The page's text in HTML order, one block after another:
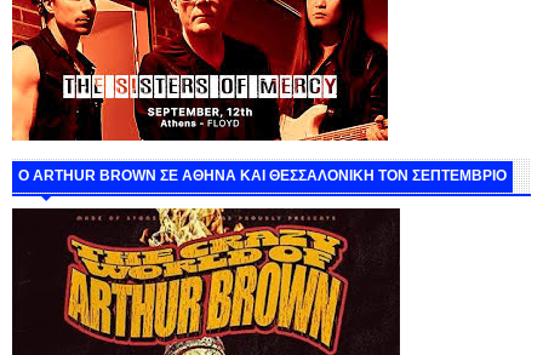
O ARTHUR BROWN ΣΕ ΑΘΗΝΑ ΚΑΙ ΘΕΣΣΑΛΟΝΙΚΗ ΤΟΝ ΣΕΠΤΕΜΒΡΙΟ